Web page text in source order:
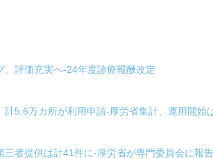
、評価充実へ-24年度診療報酬改定
計5.6万カ所が利用申請-厚労省集計、運用開始
三者提供は計41件に-厚労省が専門委員会に報告